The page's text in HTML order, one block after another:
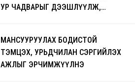
УР ЧАДВАРЫГ ДЭЭШЛҮҮЛЖ,
МАНСУУРУУЛАХ БОДИСТОЙ
ТЭМЦЭХ, УРЬДЧИЛАН СЭРГИЙЛЭХ
АЖЛЫГ ЭРЧИМЖҮҮЛНЭ